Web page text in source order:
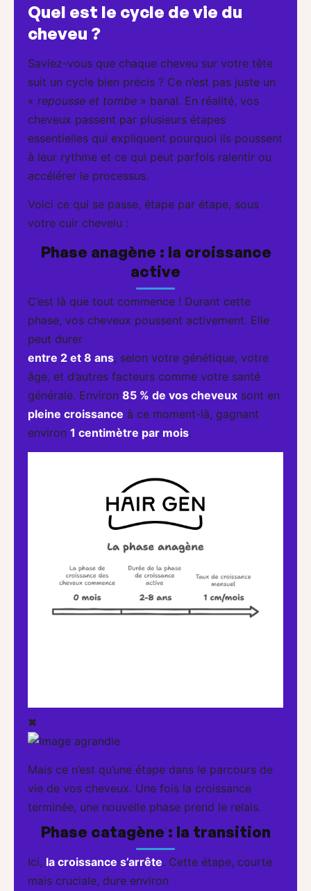
Quel est le cycle de vie du
cheveu ?
Saviez-vous que chaque cheveu sur votre tête
suit un cycle bien précis ? Ce n’est pas juste un
« repousse et tombe » banal. En réalité, vos
cheveux passent par plusieurs étapes
essentielles qui expliquent pourquoi ils poussent
à leur rythme et ce qui peut parfois ralentir ou
accélérer le processus.
Voici ce qui se passe, étape par étape, sous
votre cuir chevelu :
Phase anagène : la croissance
active
C’est là que tout commence ! Durant cette
phase, vos cheveux poussent activement. Elle
peut durer
entre 2 et 8 ans, selon votre génétique, votre
âge, et d’autres facteurs comme votre santé
générale. Environ 85 % de vos cheveux sont en
pleine croissance à ce moment-là, gagnant
environ 1 centimètre par mois.
✖
Mais ce n’est qu’une étape dans le parcours de
vie de vos cheveux. Une fois la croissance
terminée, une nouvelle phase prend le relais.
Phase catagène : la transition
Ici, la croissance s’arrête. Cette étape, courte
mais cruciale, dure environ